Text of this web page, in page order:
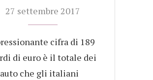
27 settembre 2017
cifra di 189
di euro è il totale dei
che gli italiani